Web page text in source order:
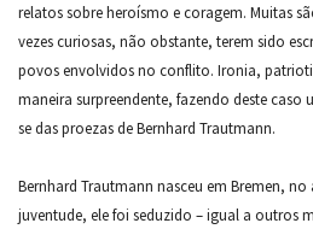
relatos sobre heroísmo e coragem. Muitas
vezes curiosas, não obstante, terem sido
povos envolvidos no conflito. Ironia,
maneira surpreendente, fazendo deste caso
se das proezas de Bernhard Trautmann.
Bernhard Trautmann nasceu em Bremen, no
juventude, ele foi seduzido – igual a outros